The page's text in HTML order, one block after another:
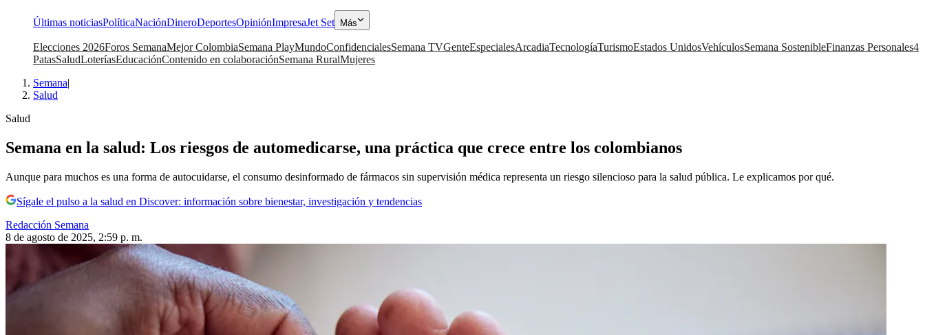
Últimas noticiasPolíticaNaciónDineroDeportesOpiniónImpresaJet Set Más
Elecciones 2026Foros SemanaMejor ColombiaSemana PlayMundoConfidencialesSemana TVGenteEspecialesArcadiaTecnologíaTurismoEstados UnidosVehículosSemana SostenibleFinanzas Personales4
PatasSaludLoteríasEducaciónContenido en colaboraciónSemana RuralMujeres
Semana|
Salud
Salud
Semana en la salud: Los riesgos de automedicarse, una práctica que crece entre los colombianos
Aunque para muchos es una forma de autocuidarse, el consumo desinformado de fármacos sin supervisión médica representa un riesgo silencioso para la salud pública. Le explicamos por qué.
Sígale el pulso a la salud en Discover: información sobre bienestar, investigación y tendencias
Redacción Semana
8 de agosto de 2025, 2:59 p. m.